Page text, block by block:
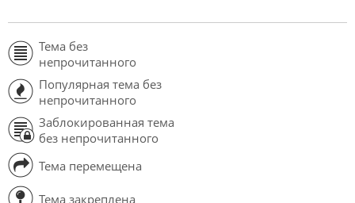
Тема без
непрочитанного
Популярная тема без
непрочитанного
Заблокированная тема
без непрочитанного
Тема перемещена
Тема закреплена